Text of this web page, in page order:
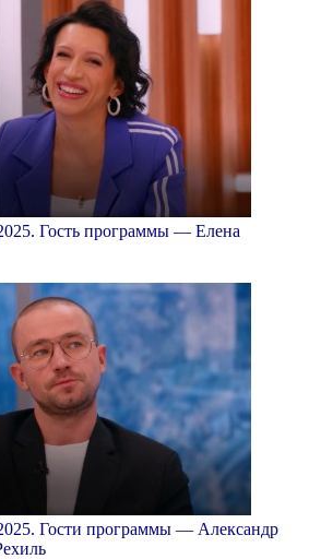
Гость программы — Елена
Гости программы — Александр